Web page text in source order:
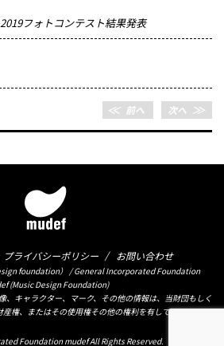
フォトコンテスト結果発表
＜＜前へ 次へ＞＞
プライバシーポリシー お問い合わせ
foundation） / General Incorporated Foundation
(Music Design Foundation)
、キャラクター、マーク、その他の情報は、当財団もしく
権、またはその使用権その他の権利を有しております。
Foundation mudef All Rights Reserved.